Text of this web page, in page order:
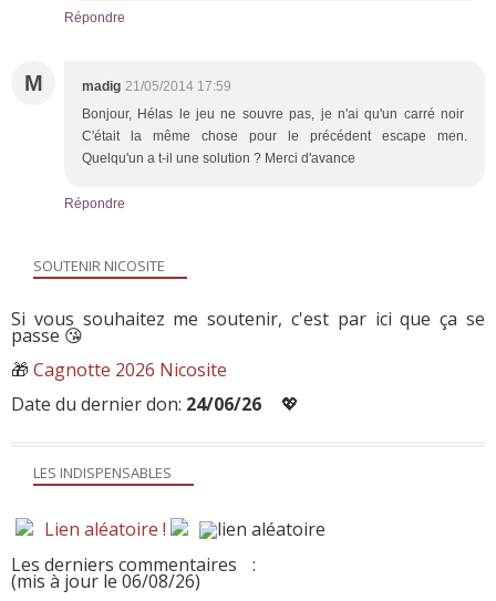
Répondre
M madig 21/05/2014 17:59
Bonjour, Hélas le jeu ne souvre pas, je n'ai qu'un carré noir
C'était la même chose pour le précédent escape men.
Quelqu'un a t-il une solution ? Merci d'avance
Répondre
LES INDISPENSABLES
Lien aléatoire !
Les derniers commentaires
:
(mis à jour le 06/08/26)
SOUTENIR NICOSITE
Si vous souhaitez me soutenir, c'est par ici que ça se
passe 😘
🎁 Cagnotte 2026 Nicosite
Date du dernier don: 24/06/26 💖